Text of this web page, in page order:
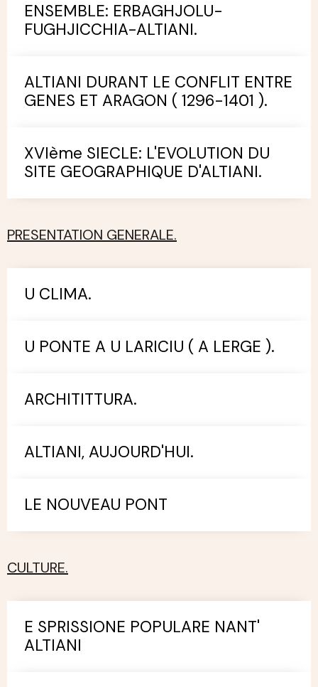
ENSEMBLE: ERBAGHJOLU-
FUGHJICCHIA-ALTIANI.
ALTIANI DURANT LE CONFLIT ENTRE
GENES ET ARAGON ( 1296-1401 ).
XVIème SIECLE: L'EVOLUTION DU
SITE GEOGRAPHIQUE D'ALTIANI.
PRESENTATION GENERALE.
U CLIMA.
U PONTE A U LARICIU ( A LERGE ).
ARCHITITTURA.
ALTIANI, AUJOURD'HUI.
LE NOUVEAU PONT
CULTURE.
E SPRISSIONE POPULARE NANT'
ALTIANI